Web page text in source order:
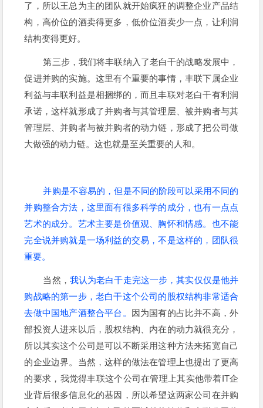
了，所以王总为主的团队就开始疯狂的调整企业产品结
构，高价位的酒卖得更多，低价位酒卖少一点，让利润
结构变得更好。
第三步，我们将丰联纳入了老白干的战略发展中，
促进并购的实施。这里有个重要的事情，丰联下属企业
利益与丰联利益是相捆绑的，而且丰联对老白干有利润
承诺，这样就形成了并购者与其管理层、被并购者与其
管理层、并购者与被并购者的动力链，形成了把公司做
大做强的动力链。这也就是至关重要的人和。
并购是不容易的，但是不同的阶段可以采用不同的
并购整合方法，这里面有很多科学的成分，也有一点点
艺术的成分。艺术主要是价值观、胸怀和情感。也不能
完全说并购就是一场利益的交易，不是这样的，团队很
重要。
当然， 我认为老白干走完这一步，其实仅仅是他并
购战略的第一步，老白干这个公司的股权结构非常适合
去做中国地产酒整合平台。 因为国有的占比并不高，外
部投资人进来以后，股权结构、内在的动力就很充分，
所以其实这个公司是可以不断采用这种方法来拓宽自己
的企业边界。当然，这样的做法在管理上也提出了更高
的要求，我觉得丰联这个公司在管理上其实他带着IT企
业背后很多信息化的基因，所以希望这两家公司在并购